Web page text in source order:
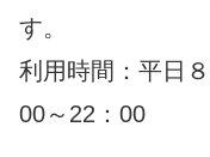
す。
利用時間：平日
00～22：00